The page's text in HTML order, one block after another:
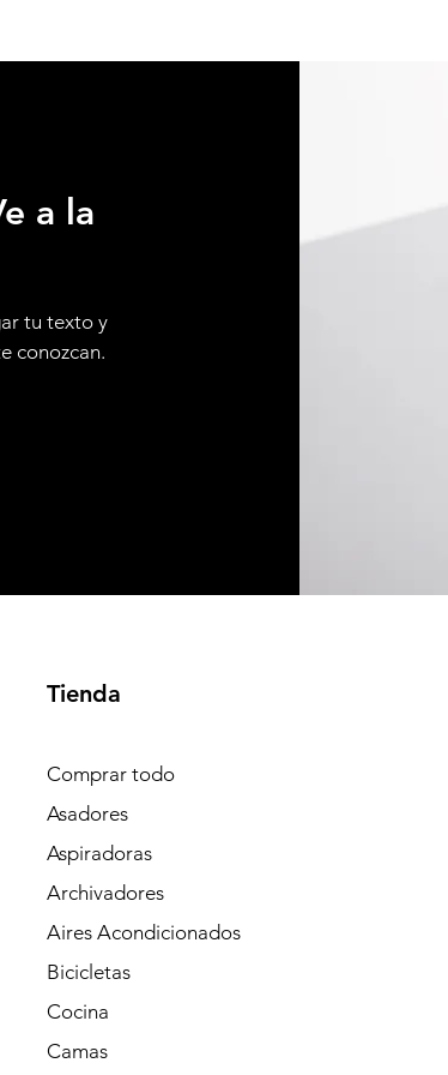
a la
tu texto y
conozcan.
Tienda
Comprar todo
Asadores
Aspiradoras
Archivadores
Aires Acondicionados
Bicicletas
Cocina
Camas